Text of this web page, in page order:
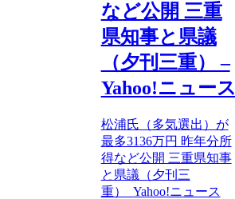
など公開 三重
県知事と県議
（夕刊三重） –
Yahoo!ニュース
松浦氏（多気選出）が
最多3136万円 昨年分所
得など公開 三重県知事
と県議（夕刊三
重） Yahoo!ニュース